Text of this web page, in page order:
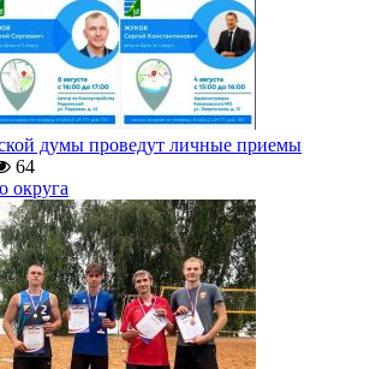
думы проведут личные приемы
64
округа